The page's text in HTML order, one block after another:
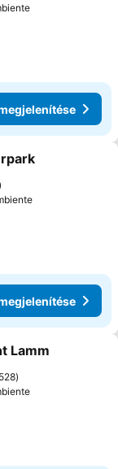
kedvencekhez
kedvencekhez
Lamm